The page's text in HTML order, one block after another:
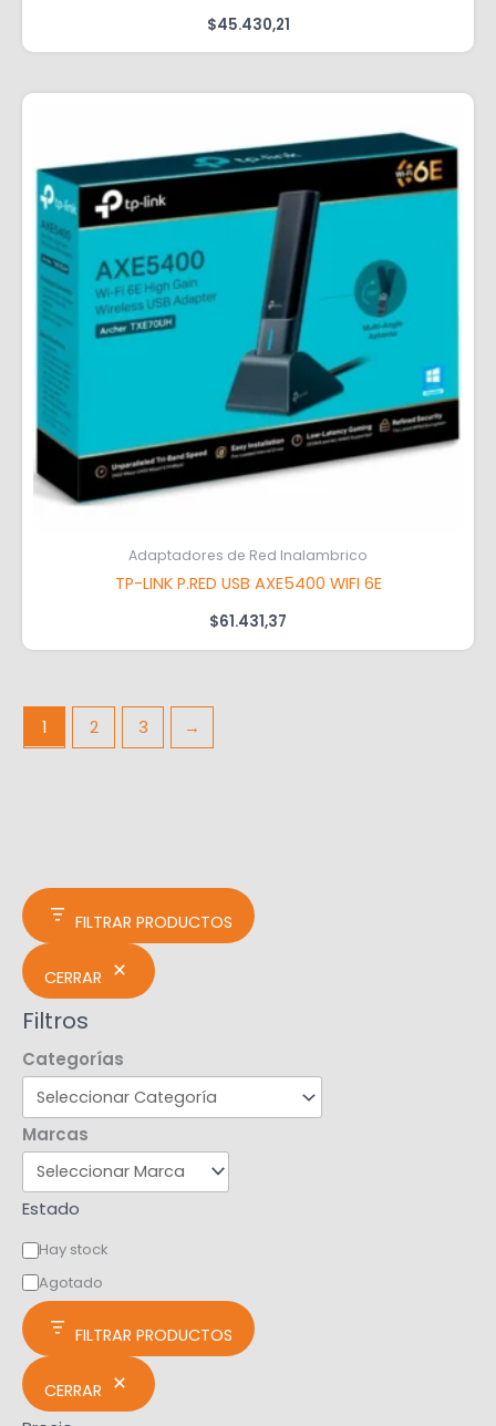
FILTRAR PRODUCTOS
CERRAR
Filtros
Categorías
Marcas
Estado
Hay stock
Agotado
FILTRAR PRODUCTOS
CERRAR
$45.430,21
Adaptadores de Red Inalambrico
TP-LINK P.RED USB AXE5400 WIFI 6E
$61.431,37
1 2 3 →